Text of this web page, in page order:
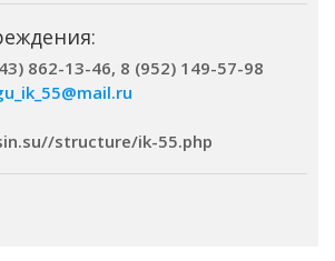
862-13-46, 8 (952) 149-57-98
structure/ik-55.php